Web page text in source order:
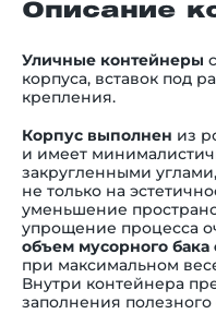
Описание
Уличные контейнеры
корпуса, вставок под
крепления.
Корпус выполнен из
и имеет
закругленными
не только на
уменьшение
упрощение процесса
объем мусорного бака
при максимальном весе
Внутри контейнера
заполнения полезного